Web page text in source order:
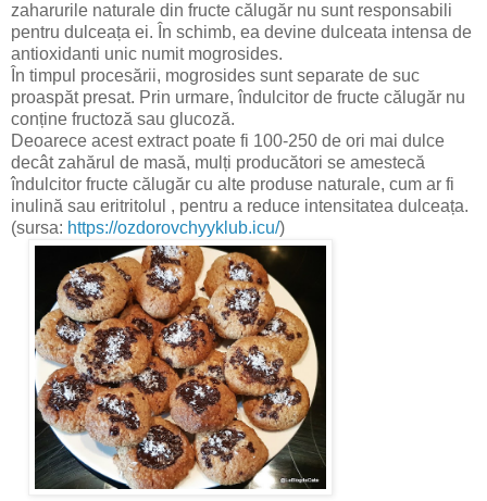
zaharurile naturale din fructe călugăr nu sunt responsabili
pentru dulceața ei. În schimb, ea devine dulceata intensa de
antioxidanti unic numit mogrosides.
În timpul procesării, mogrosides sunt separate de suc
proaspăt presat. Prin urmare, îndulcitor de fructe călugăr nu
conține fructoză sau glucoză.
Deoarece acest extract poate fi 100-250 de ori mai dulce
decât zahărul de masă, mulți producători se amestecă
îndulcitor fructe călugăr cu alte produse naturale, cum ar fi
inulină sau eritritolul , pentru a reduce intensitatea dulceața.
(sursa: https://ozdorovchyyklub.icu/)